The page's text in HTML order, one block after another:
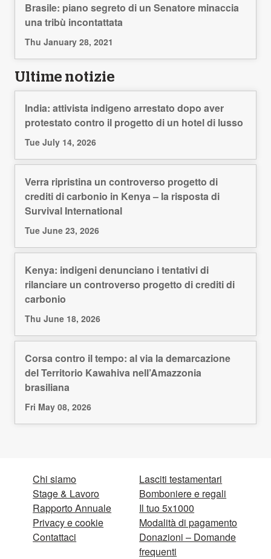
Brasile: piano segreto di un Senatore minaccia
una tribù incontattata
Thu January 28, 2021
Ultime notizie
India: attivista indigeno arrestato dopo aver
protestato contro il progetto di un hotel di lusso
Tue July 14, 2026
Verra ripristina un controverso progetto di
crediti di carbonio in Kenya – la risposta di
Survival International
Tue June 23, 2026
Kenya: indigeni denunciano i tentativi di
rilanciare un controverso progetto di crediti di
carbonio
Thu June 18, 2026
Corsa contro il tempo: al via la demarcazione
del Territorio Kawahiva nell’Amazzonia
brasiliana
Fri May 08, 2026
Chi siamo
Stage & Lavoro
Rapporto Annuale
Privacy e cookie
Contattaci
Lasciti testamentari
Bomboniere e regali
Il tuo 5x1000
Modalità di pagamento
Donazioni – Domande
frequenti